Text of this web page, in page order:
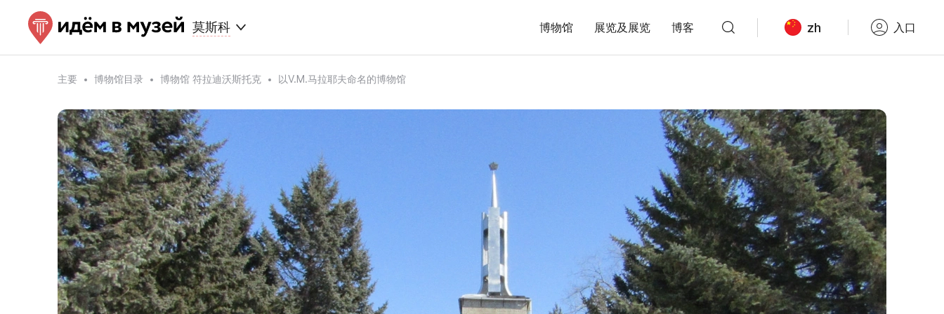
莫斯科 博物馆 展览及展览 博客 zh 入口
主要 博物馆目录 博物馆 符拉迪沃斯托克 以V.M.马拉耶夫命名的博物馆